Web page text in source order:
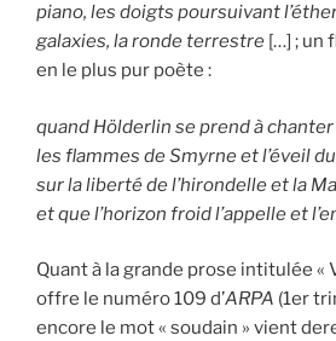
piano, les doigts poursuivant
galaxies, la ronde terrestre […] ; un
en le plus pur poète :
quand Hölderlin se prend à chanter
les flammes de Smyrne et l’éveil
sur la liberté de l’hirondelle et la
et que l’horizon froid l’appelle et
Quant à la grande prose intitulée «
offre le numéro 109 d’ARPA (1er
encore le mot « soudain » vient